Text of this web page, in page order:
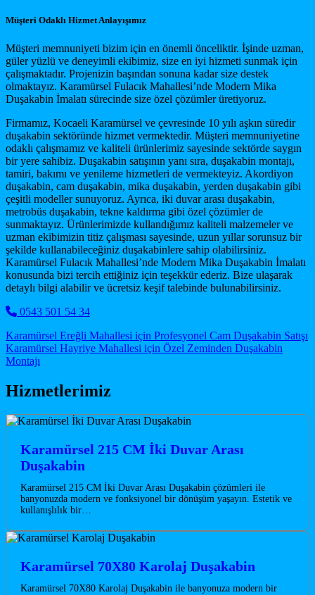
Müşteri Odaklı Hizmet Anlayışımız
Müşteri memnuniyeti bizim için en önemli önceliktir. İşinde uzman,
güler yüzlü ve deneyimli ekibimiz, size en iyi hizmeti sunmak için
çalışmaktadır. Projenizin başından sonuna kadar size destek
olmaktayız. Karamürsel Fulacık Mahallesi’nde Modern Mika
Duşakabin İmalatı sürecinde size özel çözümler üretiyoruz.
Firmamız, Kocaeli Karamürsel ve çevresinde 10 yılı aşkın süredir
duşakabin sektöründe hizmet vermektedir. Müşteri memnuniyetine
odaklı çalışmamız ve kaliteli ürünlerimiz sayesinde sektörde saygın
bir yere sahibiz. Duşakabin satışının yanı sıra, duşakabin montajı,
tamiri, bakımı ve yenileme hizmetleri de vermekteyiz. Akordiyon
duşakabin, cam duşakabin, mika duşakabin, yerden duşakabin gibi
çeşitli modeller sunuyoruz. Ayrıca, iki duvar arası duşakabin,
metrobüs duşakabin, tekne kaldırma gibi özel çözümler de
sunmaktayız. Ürünlerimizde kullandığımız kaliteli malzemeler ve
uzman ekibimizin titiz çalışması sayesinde, uzun yıllar sorunsuz bir
şekilde kullanabileceğiniz duşakabinlere sahip olabilirsiniz.
Karamürsel Fulacık Mahallesi’nde Modern Mika Duşakabin İmalatı
konusunda bizi tercih ettiğiniz için teşekkür ederiz. Bize ulaşarak
detaylı bilgi alabilir ve ücretsiz keşif talebinde bulunabilirsiniz.
0543 501 54 34
Post navigation
Karamürsel Ereğli Mahallesi için Profesyonel Cam Duşakabin Satışı
Karamürsel Hayriye Mahallesi için Özel Zeminden Duşakabin
Montajı
Hizmetlerimiz
Karamürsel 215 CM İki Duvar Arası
Duşakabin
Karamürsel 215 CM İki Duvar Arası Duşakabin çözümleri ile
banyonuzda modern ve fonksiyonel bir dönüşüm yaşayın. Estetik ve
kullanışlılık bir…
Karamürsel 70X80 Karolaj Duşakabin
Karamürsel 70X80 Karolaj Duşakabin ile banyonuza modern bir